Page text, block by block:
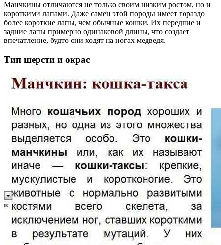
Манчкины отличаются не только своим низким ростом, но и
короткими лапами. Даже самец этой породы имеет гораздо
более короткие лапы, чем обычные кошки. Их передние и
задние лапы примерно одинаковой длины, что создает
впечатление, будто они ходят на ногах медведя.
Тип шерсти и окрас